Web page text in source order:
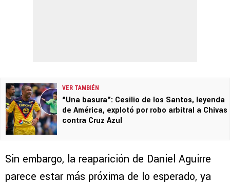
VER TAMBIÉN
“Una basura”: Cesilio de los Santos, leyenda
de América, explotó por robo arbitral a Chivas
contra Cruz Azul
Sin embargo, la reaparición de Daniel Aguirre
parece estar más próxima de lo esperado, ya